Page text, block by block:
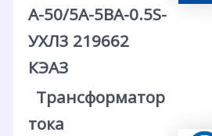
А-50/5А-5ВА-0.5S-
УХЛ3 219662
КЭАЗ
Трансформатор
тока